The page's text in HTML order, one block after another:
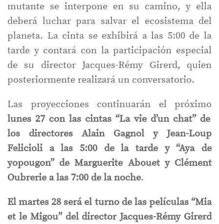
mutante se interpone en su camino, y ella
deberá luchar para salvar el ecosistema del
planeta. La cinta se exhibirá a las 5:00 de la
tarde y contará con la participación especial
de su director Jacques-Rémy Girerd, quien
posteriormente realizará un conversatorio.
Las proyecciones continuarán el próximo
lunes 27 con las cintas “La vie d’un chat” de
los directores Alain Gagnol y Jean-Loup
Felicioli a las 5:00 de la tarde y “Aya de
yopougon” de Marguerite Abouet y Clément
Oubrerie a las 7:00 de la noche.
El martes 28 será el turno de las películas “Mia
et le Migou” del director Jacques-Rémy Girerd